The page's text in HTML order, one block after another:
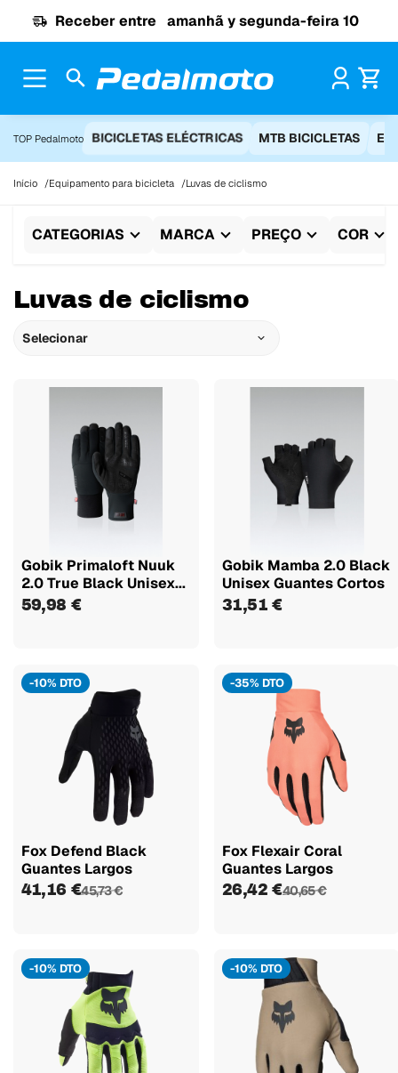
Receber entre amanhã y segunda-feira 10
TOP Pedalmoto BICICLETAS ELÉCTRICAS MTB BICICLETAS
Início Equipamento para bicicleta Luvas de ciclismo
CATEGORIAS MARCA PREÇO COR
Luvas de ciclismo
Selecionar
Gobik Primaloft Nuuk
2.0 True Black Unisex...
59,98 €
Gobik Mamba 2.0 Black
Unisex Guantes Cortos
31,51 €
-10% DTO
Fox Defend Black
Guantes Largos
41,16 €45,73 €
-35% DTO
Fox Flexair Coral
Guantes Largos
26,42 €40,65 €
-10% DTO -10% DTO